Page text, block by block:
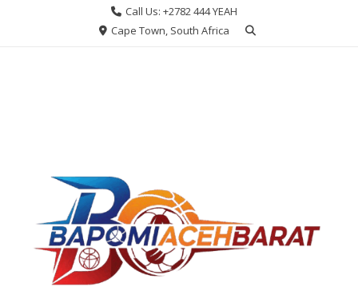
Call Us: +2782 444 YEAH
Cape Town, South Africa